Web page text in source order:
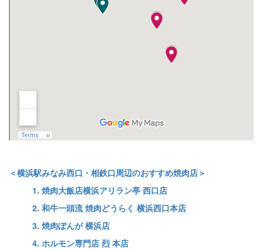
＜横浜駅みなみ西口・相鉄口周辺のおすすめ焼肉店＞
1. 焼肉大飯店横浜アリラン亭 西口店
2. 和牛一頭流 焼肉どうらく 横浜西口本店
3. 焼肉ぽんが 横浜店
4. ホルモン専門店 烈 本店